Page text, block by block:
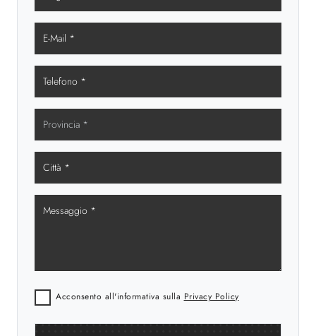
Acconsento all'informativa sulla Privacy Policy